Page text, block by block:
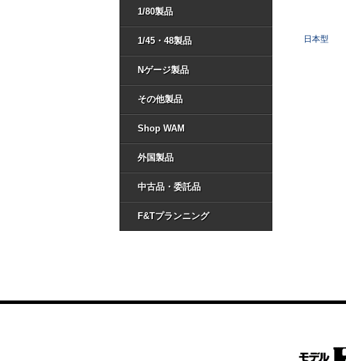
1/80製品
1/45・48製品
Nゲージ製品
その他製品
Shop WAM
外国製品
中古品・委託品
F&Tプランニング
日本型